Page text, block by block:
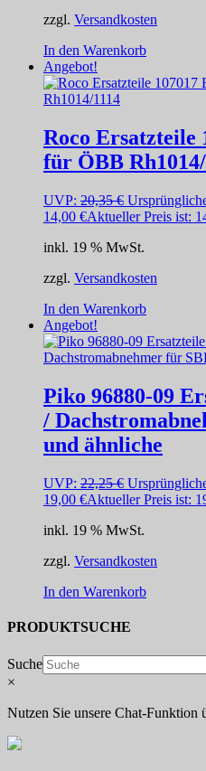
zzgl. Versandkosten
In den Warenkorb
Angebot!
Roco Ersatzteile
für ÖBB
UVP: 20,35€
14,00 €Aktueller Preis ist:
inkl. 19 % MwSt.
zzgl. Versandkosten
In den Warenkorb
Angebot!
Piko 96880-09
/
und ähnliche
UVP: 22,25€
19,00 €Aktueller Preis ist:
inkl. 19 % MwSt.
zzgl. Versandkosten
In den Warenkorb
PRODUKTSUCHE
Suche
×
Nutzen Sie unsere Chat-Funktion